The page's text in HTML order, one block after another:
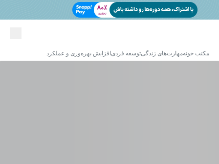
مکتب خونهمهارت‌های زندگیتوسعه فردی افزایش بهره‌وری و عملکرد